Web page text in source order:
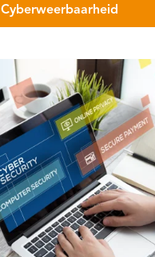
Cyberweerbaarheid